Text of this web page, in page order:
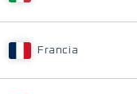
Francia